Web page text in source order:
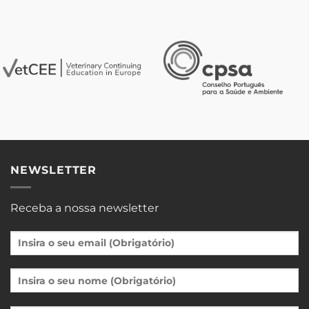
NEWSLETTER
Receba a nossa newsletter